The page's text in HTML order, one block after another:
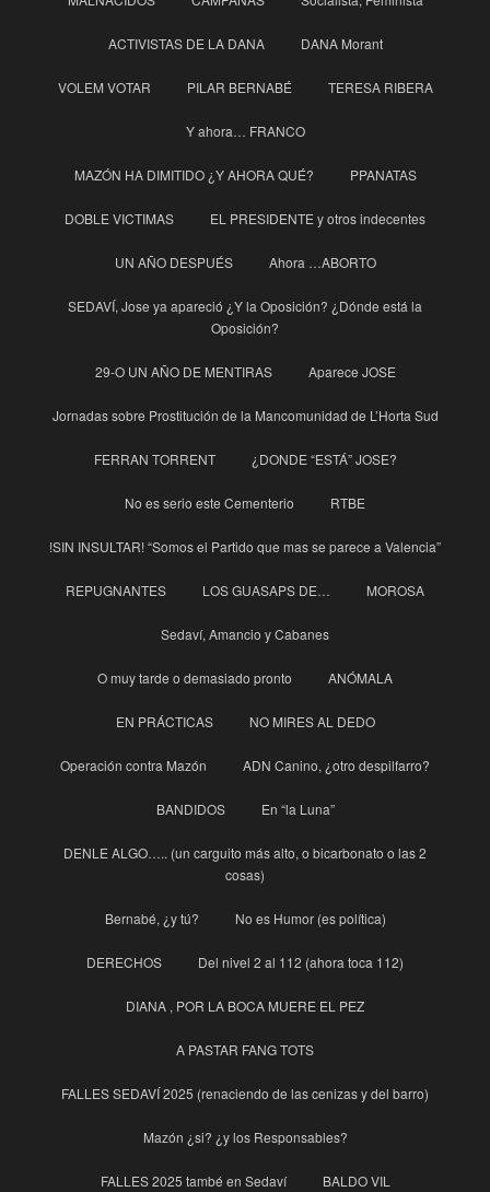
ACTIVISTAS DE LA DANA DANA Morant
VOLEM VOTAR PILAR BERNABÉ TERESA RIBERA
Y ahora… FRANCO
MAZÓN HA DIMITIDO ¿Y AHORA QUÉ? PPANATAS
DOBLE VICTIMAS EL PRESIDENTE y otros indecentes
UN AÑO DESPUÉS Ahora …ABORTO
SEDAVÍ, Jose ya apareció ¿Y la Oposición? ¿Dónde está la
Oposición?
29-O UN AÑO DE MENTIRAS Aparece JOSE
Jornadas sobre Prostitución de la Mancomunidad de L’Horta Sud
FERRAN TORRENT ¿DONDE “ESTÁ” JOSE?
No es serio este Cementerio RTBE
!SIN INSULTAR! “Somos el Partido que mas se parece a Valencia”
REPUGNANTES LOS GUASAPS DE… MOROSA
Sedaví, Amancio y Cabanes
O muy tarde o demasiado pronto ANÓMALA
EN PRÁCTICAS NO MIRES AL DEDO
Operación contra Mazón ADN Canino, ¿otro despilfarro?
BANDIDOS En “la Luna”
DENLE ALGO….. (un carguito más alto, o bicarbonato o las 2
cosas)
Bernabé, ¿y tú? No es Humor (es política)
DERECHOS Del nivel 2 al 112 (ahora toca 112)
DIANA , POR LA BOCA MUERE EL PEZ
A PASTAR FANG TOTS
FALLES SEDAVÍ 2025 (renaciendo de las cenizas y del barro)
Mazón ¿si? ¿y los Responsables?
FALLES 2025 també en Sedaví BALDO VIL